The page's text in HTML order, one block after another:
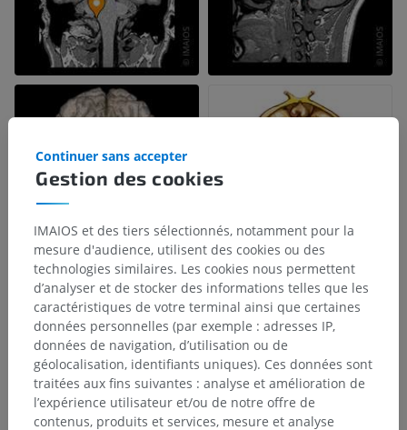
Gestion des cookies
Continuer sans accepter
IMAIOS et des tiers sélectionnés, notamment pour la
mesure d'audience, utilisent des cookies ou des
technologies similaires. Les cookies nous permettent
d’analyser et de stocker des informations telles que les
caractéristiques de votre terminal ainsi que certaines
données personnelles (par exemple : adresses IP,
données de navigation, d’utilisation ou de
géolocalisation, identifiants uniques). Ces données sont
traitées aux fins suivantes : analyse et amélioration de
l’expérience utilisateur et/ou de notre offre de
contenus, produits et services, mesure et analyse